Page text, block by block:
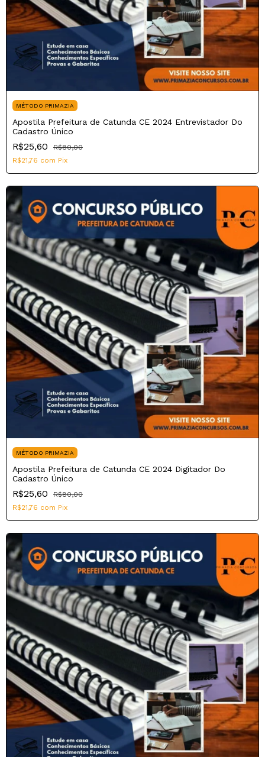
MÉTODO PRIMAZIA
Apostila Prefeitura de Catunda CE 2024 Entrevistador Do
Cadastro Único
R$25,60
R$80,00
R$21,76 com Pix
MÉTODO PRIMAZIA
Apostila Prefeitura de Catunda CE 2024 Digitador Do
Cadastro Único
R$25,60
R$80,00
R$21,76 com Pix